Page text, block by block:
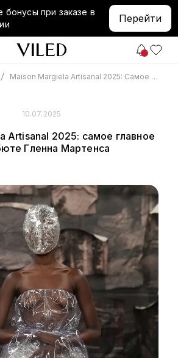
бонусы при заказе в
Перейти
/ Maison Margiela Artisanal 2025: Самое Главное О Дебюте Гленна Мартенса
10.07.2025
Artisanal 2025: самое главное
Гленна Мартенса